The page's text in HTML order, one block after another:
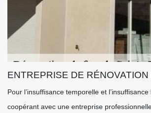
ENTREPRISE DE
Pour l’insuffisance temporelle et
coopérant avec une entreprise